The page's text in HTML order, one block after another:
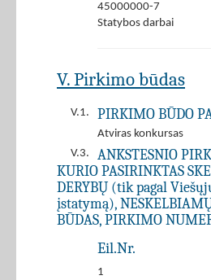
45000000-7
Statybos darbai
V. Pirkimo būdas
V.1. PIRKIMO BŪDO
Atviras konkursas
V.3.
ANKSTESNIO
KURIO PASIRINKTAS
DERYBŲ (tik pagal
įstatymą),
BŪDAS, PIRKIMO
Eil.Nr.
1